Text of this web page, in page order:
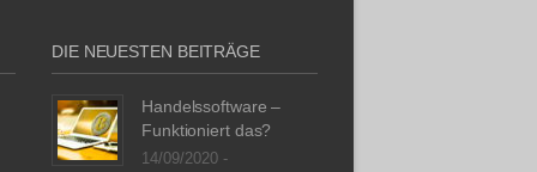
DIE NEUESTEN BEITRÄGE
Handelssoftware –
Funktioniert das?
14/09/2020 -